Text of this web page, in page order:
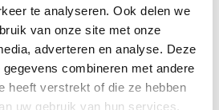
te analyseren. Ook delen we
van onze site met onze
adverteren en analyse. Deze
combineren met andere
heeft verstrekt of die ze hebben
uw gebruik van hun services.
Buitenleven prijs:
649,00
verzending vanaf €250,-*
Achteraf betalen mogelijk